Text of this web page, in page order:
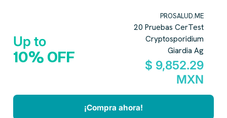
Up to
10% OFF
PROSALUD.ME
20 Pruebas CerTest
Cryptosporidium
Giardia Ag
$ 9,852.29
MXN
¡Compra ahora!